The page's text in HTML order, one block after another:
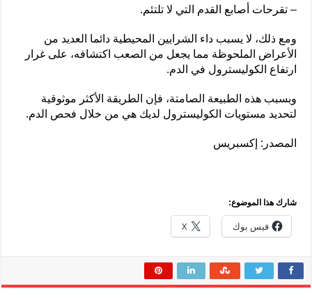
– تقرحات أصابع القدم التي لا تلتئم.
ومع ذلك، لا يسبب داء الشرايين المحيطية دائما العديد من
الأعراض الملحوظة مما يجعل من الصعب اكتشافه، على غرار
ارتفاع الكوليسترول في الدم.
وبسبب هذه الطبيعة الصامتة، فإن الطريقة الأكثر موثوقية
لتحديد مستويات الكوليسترول لديك هي من خلال فحص الدم.
المصدر: إكسبريس
شارك هذا الموضوع:
فيس بوك X